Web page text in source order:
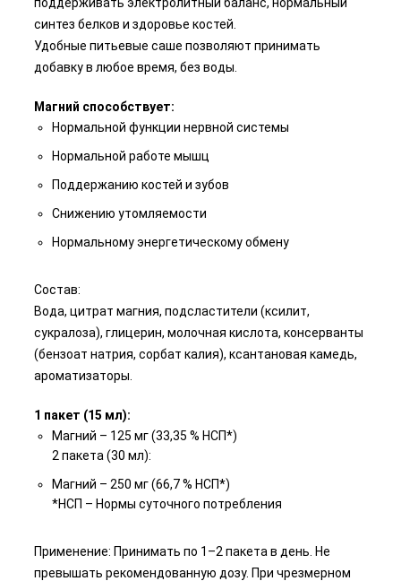
синтез белков и здоровье костей.
Удобные питьевые саше позволяют принимать
добавку в любое время, без воды.
Магний способствует:
Нормальной функции нервной системы
Нормальной работе мышц
Поддержанию костей и зубов
Снижению утомляемости
Нормальному энергетическому обмену
Состав:
Вода, цитрат магния, подсластители (ксилит,
сукралоза), глицерин, молочная кислота, консерванты
(бензоат натрия, сорбат калия), ксантановая камедь,
ароматизаторы.
1 пакет (15 мл):
Магний – 125 мг (33,35 % НСП*)
2 пакета (30 мл):
Магний – 250 мг (66,7 % НСП*)
*НСП – Нормы суточного потребления
Применение: Принимать по 1–2 пакета в день. Не
превышать рекомендованную дозу. При чрезмерном